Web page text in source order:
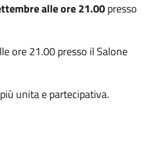
alle ore 21.00presso
ore 21.00 presso il Salone
unita e partecipativa.